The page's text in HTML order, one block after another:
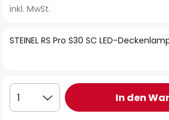
der
springen
STEINEL RS Pro S30 SC LED-
inkl. MwSt.
1 In den